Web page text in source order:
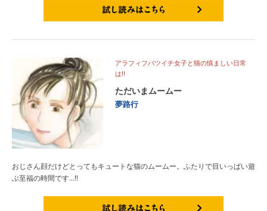
アラフィフバツイチ女子と猫の慎ましい日常
は!!
ただいまムームー
夢路行
おじさん顔だけどとってもキュートな猫のムームー。ふたりで目いっぱい遊
ぶ至福の時間です…!!